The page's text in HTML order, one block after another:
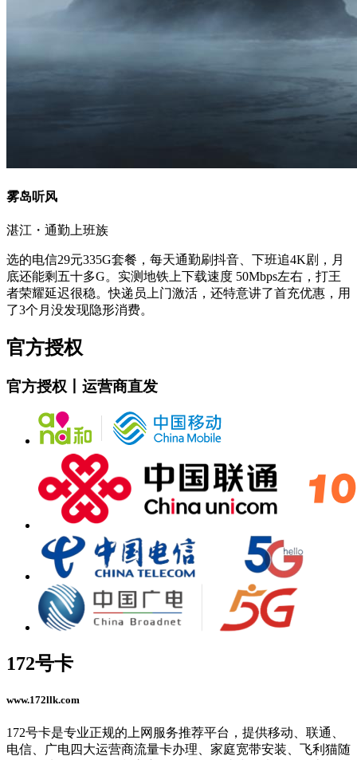
雾岛听风
湛江・通勤上班族
选的电信29元335G套餐，每天通勤刷抖音、下班追4K剧，月
底还能剩五十多G。实测地铁上下载速度 50Mbps左右，打王
者荣耀延迟很稳。快递员上门激活，还特意讲了首充优惠，用
了3个月没发现隐形消费。
官方授权
官方授权丨运营商直发
172号卡
www.172llk.com
172号卡是专业正规的上网服务推荐平台，提供移动、联通、
电信、广电四大运营商流量卡办理、家庭宽带安装、飞利猫随